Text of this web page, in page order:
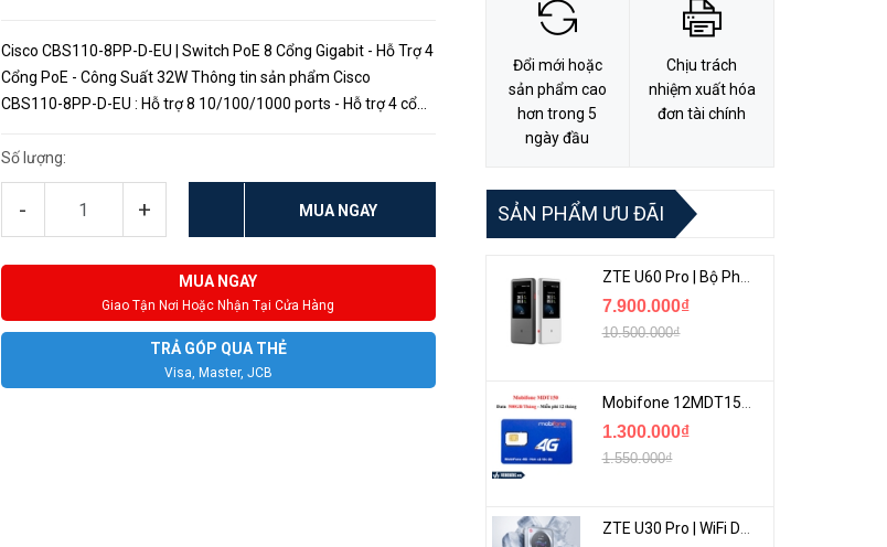
Cisco CBS110-8PP-D-EU | Switch PoE 8 Cổng Gigabit - Hỗ Trợ 4
Cổng PoE - Công Suất 32W Thông tin sản phẩm Cisco
CBS110-8PP-D-EU : Hỗ trợ 8 10/100/1000 ports - Hỗ trợ 4 cổng
Hiệ...
Số lượng:
- + MUA NGAY
MUA NGAY
Giao Tận Nơi Hoặc Nhận Tại Cửa Hàng
TRẢ GÓP QUA THẺ
Visa, Master, JCB
Đổi mới hoặc
sản phẩm cao
hơn trong 5
ngày đầu
Chịu trách
nhiệm xuất hóa
đơn tài chính
SẢN PHẨM ƯU ĐÃI
ZTE U60 Pro | Bộ Phát 5G Cầm Tay Tích Hợp Công Nghệ WiFi 7, Pin 10000mAh
7.900.000₫
10.500.000₫
Mobifone 12MDT150 | Sim Chuyên 4G Mobifone Dung Lượng Cao 500GB/Tháng Gói 1 Năm
1.300.000₫
1.550.000₫
ZTE U30 Pro | WiFi Di Động 5G Tốc Độ Lên Đến 500Mbps, Màn Hình Cảm Ứng